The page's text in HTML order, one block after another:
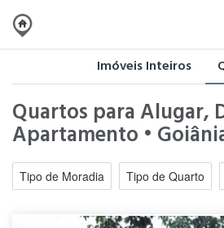
Imóveis Inteiros
Quartos para Alugar,
Apartamento •
Tipo de Moradia Tipo de Quarto